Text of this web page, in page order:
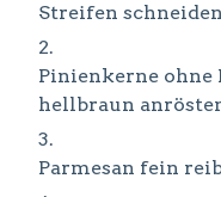
Streifen
Pinienkerne ohne
hellbraun
Parmesan fein